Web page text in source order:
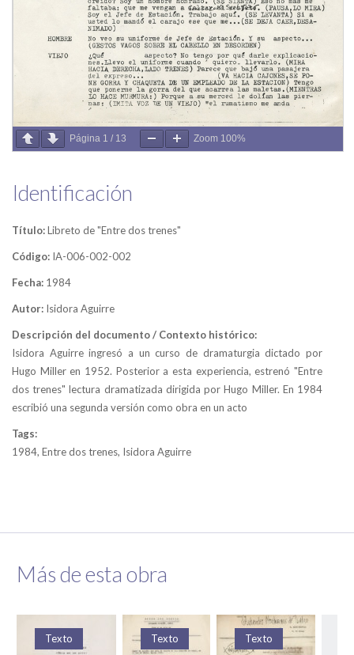
Página 1 / 13 Zoom 100%
Identificación
Título:Libreto de "Entre dos trenes"
Código: IA-006-002-002
Fecha: 1984
Autor: Isidora Aguirre
Descripción del documento / Contexto histórico:
Isidora Aguirre ingresó a un curso de dramaturgia dictado por
Hugo Miller en 1952. Posterior a esta experiencia, estrenó "Entre
dos trenes" lectura dramatizada dirigida por Hugo Miller. En 1984
escribió una segunda versión como obra en un acto
Tags:
1984, Entre dos trenes, Isidora Aguirre
Más de esta obra
Texto Texto Texto